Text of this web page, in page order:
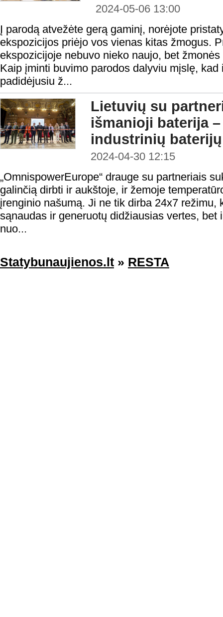
2024-05-06 13:00
Į parodą atvežėte gerą gaminį, norėjote
ekspozicijos priėjo vos vienas kitas žmogus.
ekspozicijoje nebuvo nieko naujo, bet
Kaip įminti buvimo parodos dalyviu mįslę,
padidėjusiu ž...
Lietuvių su
išmanioji baterija
industrinių
2024-04-30 12:15
„OmnispowerEurope“ drauge su partneriais
galinčią dirbti ir aukštoje, ir žemoje
įrenginio našumą. Ji ne tik dirba 24x7 režimu,
sąnaudas ir generuotų didžiausias vertes, bet
nuo...
Statybunaujienos.lt » RESTA